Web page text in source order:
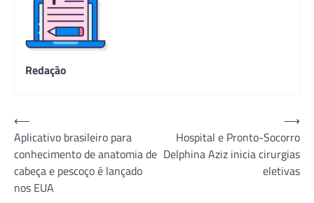
Redação
Navegação
de
Post
⟵
Aplicativo brasileiro para
conhecimento de anatomia de
cabeça e pescoço é lançado
nos EUA
Hospital e Pronto-Socorro
Delphina Aziz inicia cirurgias
eletivas
⟶